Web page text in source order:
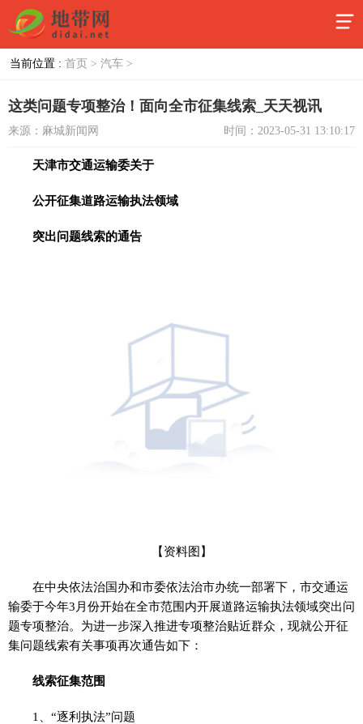
当前位置 : 首页 > 汽车 >
这类问题专项整治！面向全市征集线索_天天视讯
来源：麻城新闻网 时间：2023-05-31 13:10:17
天津市交通运输委关于
公开征集道路运输执法领域
突出问题线索的通告
【资料图】
在中央依法治国办和市委依法治市办统一部署下，市交通运
输委于今年3月份开始在全市范围内开展道路运输执法领域突出问
题专项整治。为进一步深入推进专项整治贴近群众，现就公开征
集问题线索有关事项再次通告如下：
线索征集范围
1、“逐利执法”问题